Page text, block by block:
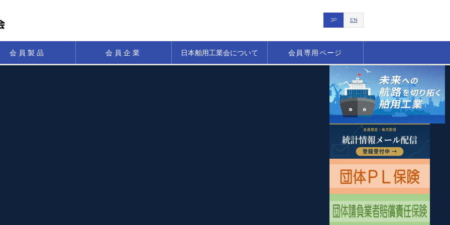
JP EN
会員製品 会員企業 日本舶用工業会について 会員専用ページ